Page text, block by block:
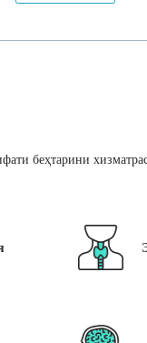
беҳтарини